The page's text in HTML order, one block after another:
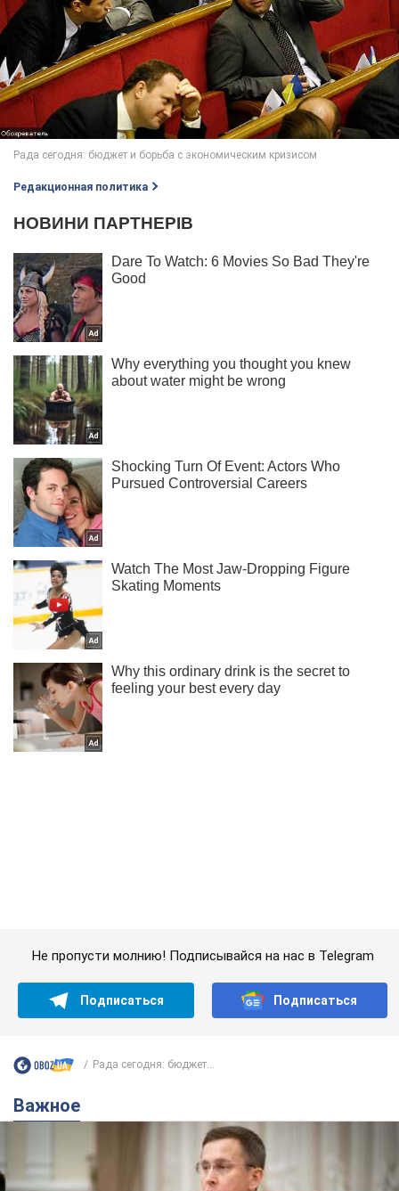
Редакционная политика
С 1 сентября украинским учителям повысят
зарплаты: Корецкий раскрыл подробности